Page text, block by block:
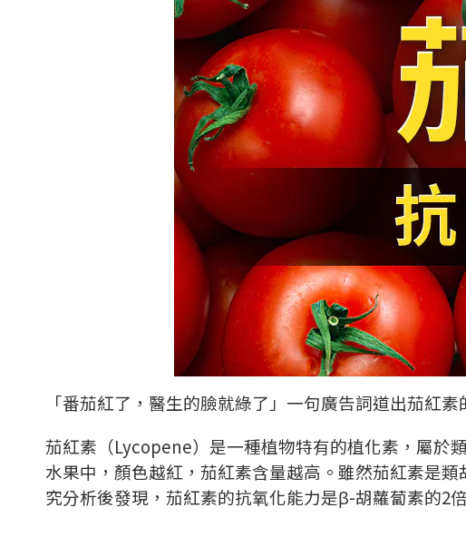
「番茄紅了，醫生的臉就綠了」一句廣告詞道出茄紅素
茄紅素（Lycopene）是一種植物特有的植化素，屬於
水果中，顏色越紅，茄紅素含量越高。雖然茄紅素是
究分析後發現，茄紅素的抗氧化能力是β-胡蘿蔔素的2